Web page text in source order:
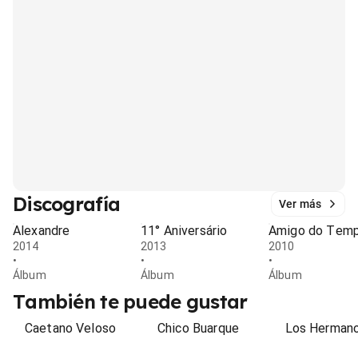
Discografía Ver más
Alexandre
2014
•
Álbum
11° Aniversário
2013
•
Álbum
Amigo do
2010
•
Álbum
También te puede gustar
Caetano Veloso Chico Buarque Los